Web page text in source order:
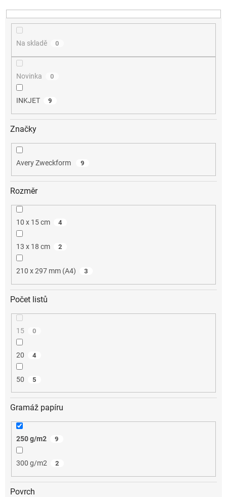
k
t
Na skladě 0
Novinka 0
INKJET 9
Značky
Avery Zweckform 9
Rozměr
10 x 15 cm 4
13 x 18 cm 2
210 x 297 mm (A4) 3
Počet listů
15 0
20 4
50 5
Gramáž papíru
250 g/m2 9
300 g/m2 2
Povrch